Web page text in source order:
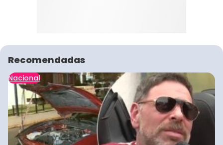
Recomendadas
Nacional